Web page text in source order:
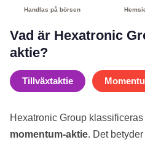
Handlas på börsen
Vad är Hexatronic
aktie?
Tillväxtaktie
Hexatronic Group klassificeras
momentum-aktie. Det